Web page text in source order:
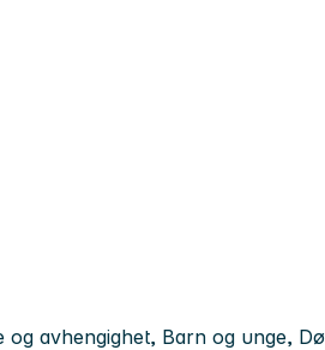
og avhengighet, Barn og unge,